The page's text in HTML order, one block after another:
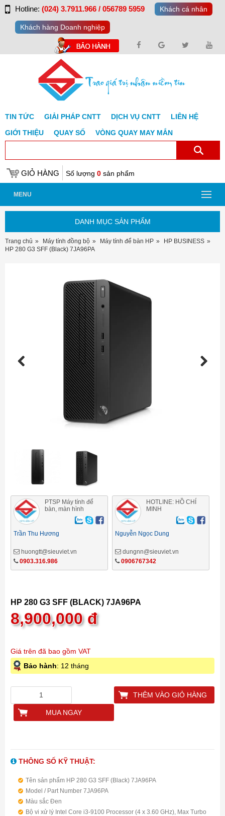
Hotline: (024) 3.7911.966 / 056789 5959 Khách cá nhân
Khách hàng Doanh nghiệp
TIN TỨC GIẢI PHÁP CNTT DỊCH VỤ CNTT
LIÊN HỆ
GIỚI THIỆU
QUAY SỐ VÒNG QUAY MAY MẮN
GIỎ HÀNG Số lượng 0 sản phẩm
MENU
DANH MỤC SẢN PHẨM
Trang chủ Máy tính đồng bộ Máy tính để bàn HP
HP BUSINESS
HP 280 G3 SFF (Black) 7JA96PA
PTSP Máy tính để
bàn, màn hình
Trần Thu Hương
huongtt@sieuviet.vn
0903.316.986
HOTLINE: HỒ CHÍ
MINH
Nguyễn Ngọc Dung
dungnn@sieuviet.vn
0906767342
HP 280 G3 SFF (BLACK) 7JA96PA
8,900,000đ
Giá trên đã bao gồm VAT
Bảo hành: 12 tháng
THÊM VÀO GIỎ HÀNG
MUA NGAY
THÔNG SỐ KỸ THUẬT:
Tên sản phẩm HP 280 G3 SFF (Black) 7JA96PA
Model / Part Number 7JA96PA
Màu sắc Đen
Bộ vi xử lý Intel Core i3-9100 Processor (4 x 3.60 GHz), Max Turbo